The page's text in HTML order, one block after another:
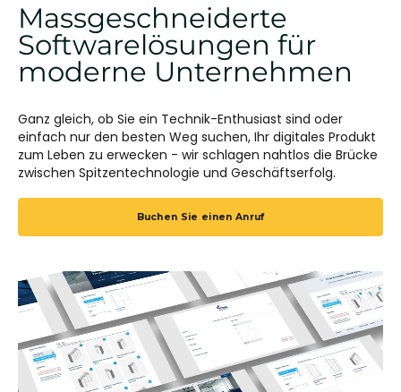
Massgeschneiderte
Softwarelösungen für
moderne Unternehmen
Ganz gleich, ob Sie ein Technik-Enthusiast sind oder
einfach nur den besten Weg suchen, Ihr digitales Produkt
zum Leben zu erwecken - wir schlagen nahtlos die Brücke
zwischen Spitzentechnologie und Geschäftserfolg.
Buchen Sie einen Anruf